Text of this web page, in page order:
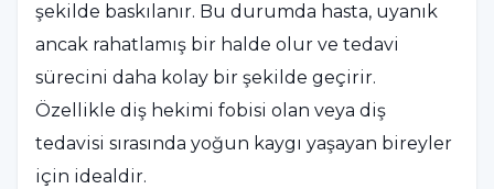
şekilde baskılanır. Bu durumda hasta, uyanık
ancak rahatlamış bir halde olur ve tedavi
sürecini daha kolay bir şekilde geçirir.
Özellikle diş hekimi fobisi olan veya diş
tedavisi sırasında yoğun kaygı yaşayan bireyler
için idealdir.